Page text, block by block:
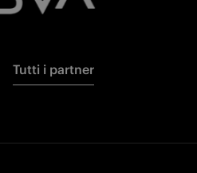
Tutti i partner